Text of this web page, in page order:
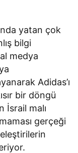
yatan çok
bilgi
medya
Adidas’ı
bir döngü
İsrail malı
gerçeği